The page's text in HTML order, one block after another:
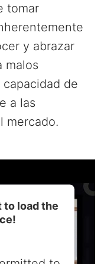
tomar
y abrazar
malos
de
a las
mercado.
to load the